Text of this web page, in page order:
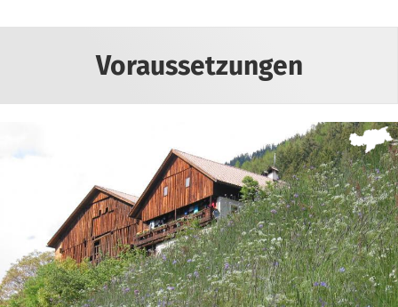
Voraussetzungen